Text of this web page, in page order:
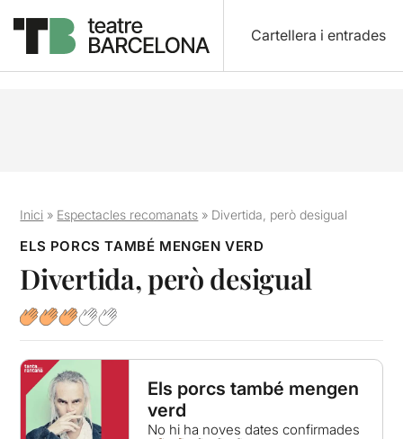
Cartellera i entrades
Inici » Espectacles recomanats » Divertida, però desigual
ELS PORCS TAMBÉ MENGEN VERD
Divertida, però desigual
Els porcs també mengen
verd
No hi ha noves dates confirmades